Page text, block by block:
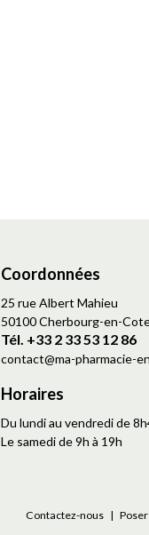
Coordonnées
25 rue Albert Mahieu
50100 Cherbourg-en-
Tél. +33 2 33 53 12 86
contact@ma-pharmacie-
Horaires
Du lundi au vendredi de
Le samedi de 9h à 19h
Contactez-nous |